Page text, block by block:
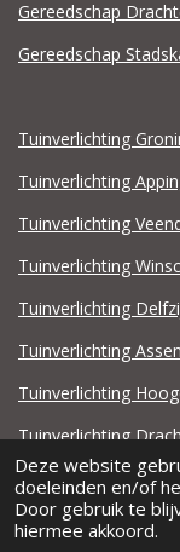
Deze website
doeleinden en/of
Door gebruik te
hiermee akkoord.
Gereedschap
Gereedschap
Tuinverlichting
Tuinverlichting
Tuinverlichting
Tuinverlichting
Tuinverlichting
Tuinverlichting Assen
Tuinverlichting
Tuinverlichting
Tuinverlichting
© 2021 - 2025